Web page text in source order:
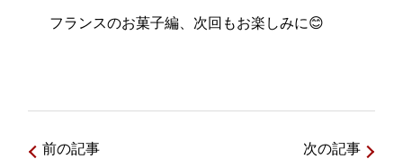
フランスのお菓子編、次回もお楽しみに😊
前の記事 次の記事